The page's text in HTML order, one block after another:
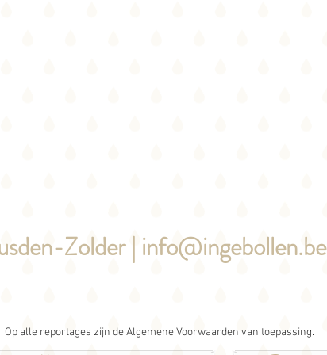
Zolder | info@ingebollen.be
Op alle reportages zijn de Algemene Voorwaarden van toepassing.